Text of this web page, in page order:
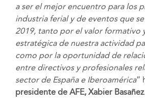
a ser el mejor encuentro para los
industria ferial y de eventos que
2019, tanto por el valor formativo
estratégica de nuestra actividad
como por la oportunidad de
entre directivos y profesionales
sector de España e Iberoamérica”
presidente de AFE, Xabier